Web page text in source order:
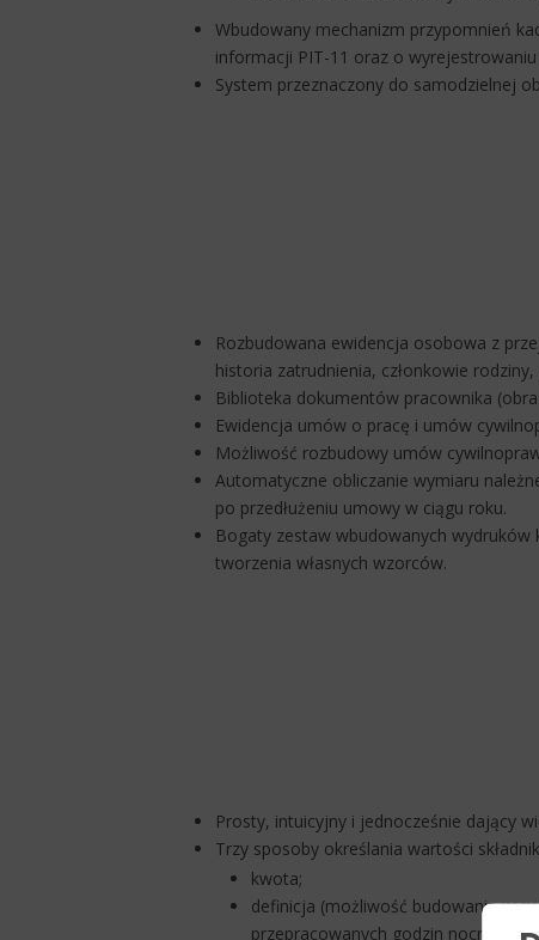
Wbudowany mechanizm przypomnień
informacji PIT-11 oraz o wyrejestrowaniu
System przeznaczony do samodzielnej
Rozbudowana ewidencja osobowa z
historia zatrudnienia, członkowie
Biblioteka dokumentów pracownika
Ewidencja umów o pracę i umów
Możliwość rozbudowy umów
Automatyczne obliczanie wymiaru
po przedłużeniu umowy w ciągu roku.
Bogaty zestaw wbudowanych
tworzenia własnych wzorców.
Prosty, intuicyjny i jednocześnie dający
Trzy sposoby określania wartości
kwota;
definicja (możliwość budowania
przepracowanych godzin nocnych